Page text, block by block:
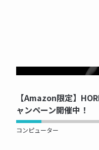
【Amazon限定】
ャンペーン開催中！
コンピューター